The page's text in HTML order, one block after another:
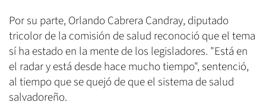
Por su parte, Orlando Cabrera Candray, diputado
tricolor de la comisión de salud reconoció que el tema
sí ha estado en la mente de los legisladores. "Está en
el radar y está desde hace mucho tiempo", sentenció,
al tiempo que se quejó de que el sistema de salud
salvadoreño.